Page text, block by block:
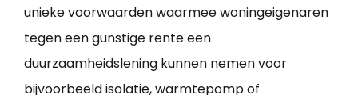
unieke voorwaarden waarmee woningeigenaren
tegen een gunstige rente een
duurzaamheidslening kunnen nemen voor
bijvoorbeeld isolatie, warmtepomp of